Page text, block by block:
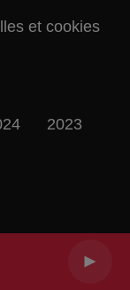
et cookies
2023